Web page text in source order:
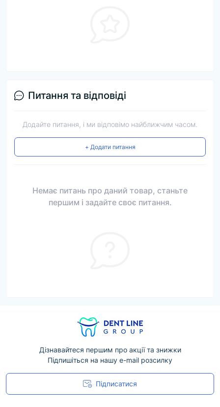
Питання та відповіді
Додайте питання, і ми відповімо найближчим часом.
+ Додати питання
Немає питань про даний товар, станьте
першим і задайте своє питання.
Дізнавайтеся першим про акції та знижки
Підпишіться на нашу e-mail розсилку
Підписатися